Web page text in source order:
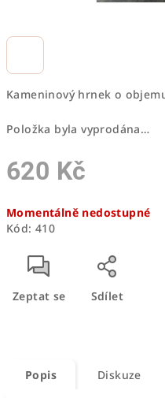
Kameninový hrnek o
Položka byla vyprodána…
620 Kč
cena:
Momentálně nedostupné
Kód: 410
Zeptat se Sdílet
Popis Diskuze